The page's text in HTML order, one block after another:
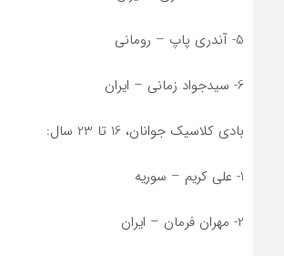
5- آندری پاپ – رومانی
6- سیدجواد زمانی – ایران
بادی کلاسیک جوانان، 16 تا 23 سال:
1- علی کریم – سوریه
2- مهران فرمان – ایران